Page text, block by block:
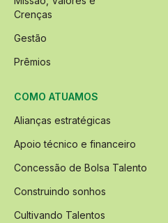
Crenças
Gestão
Prêmios
COMO ATUAMOS
Alianças estratégicas
Apoio técnico e financeiro
Concessão de Bolsa Talento
Construindo sonhos
Cultivando Talentos